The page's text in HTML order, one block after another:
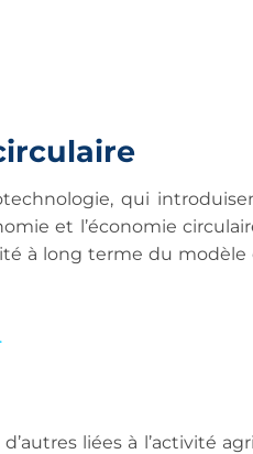
qui
et l’économie
à long terme du modèle
liées à l’activité